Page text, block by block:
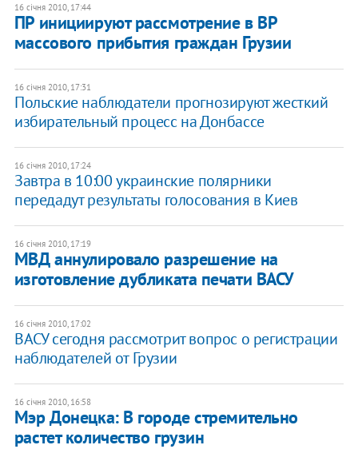
16 січня 2010, 17:44
ПР инициируют рассмотрение в ВР
массового прибытия граждан Грузии
16 січня 2010, 17:31
Польские наблюдатели прогнозируют жесткий
избирательный процесс на Донбассе
16 січня 2010, 17:24
Завтра в 10:00 украинские полярники
передадут результаты голосования в Киев
16 січня 2010, 17:19
МВД аннулировало разрешение на
изготовление дубликата печати ВАСУ
16 січня 2010, 17:02
ВАСУ сегодня рассмотрит вопрос о регистрации
наблюдателей от Грузии
16 січня 2010, 16:58
Мэр Донецка: В городе стремительно
растет количество грузин